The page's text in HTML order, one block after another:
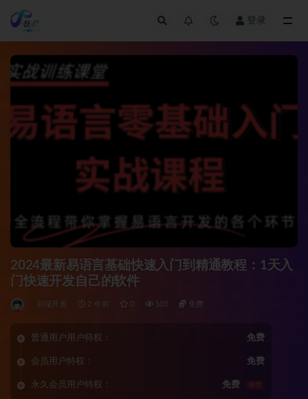
登录
2024最新易语言基础快速入门到精通教程：1天入
门快速开发自己的软件
后端开发 2 年前 0 103 免费
普通用户用户特权： 免费
会员用户特权： 免费
永久会员用户特权： 免费 推荐